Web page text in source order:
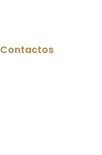
Contactos